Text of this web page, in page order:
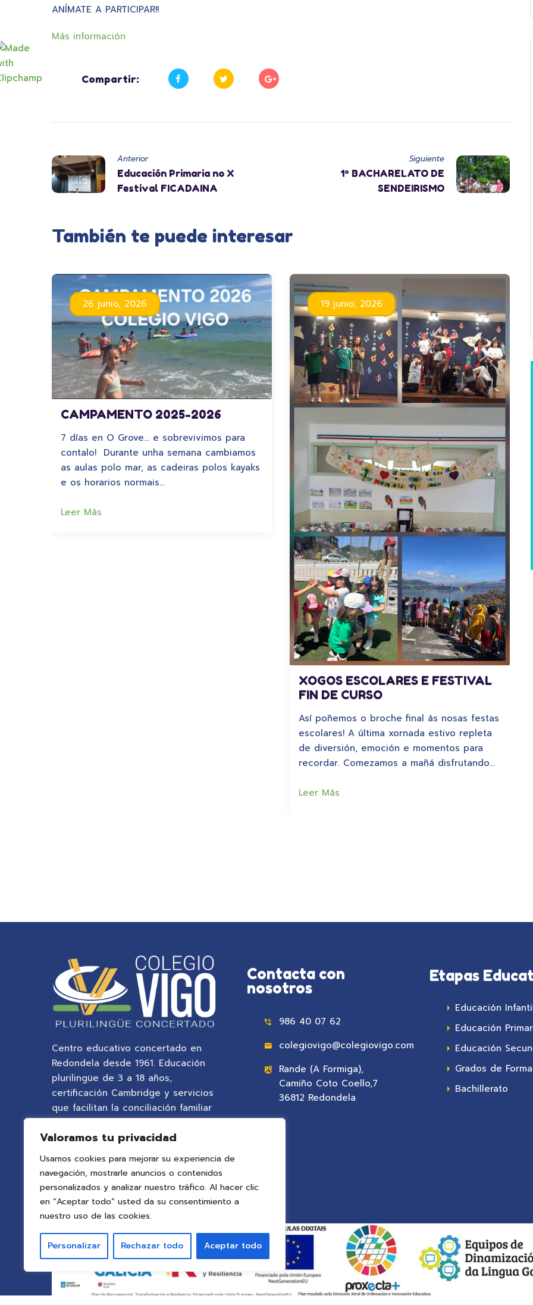
Valoramos tu privacidad
Usamos cookies para mejorar su experiencia de
navegación, mostrarle anuncios o contenidos
personalizados y analizar nuestro tráfico. Al hacer clic
en “Aceptar todo” usted da su consentimiento a
nuestro uso de las cookies.
Personalizar Rechazar todo Aceptar todo
ANÍMATE A PARTICIPAR!!
Más información
Compartir:
Anterior
Educación Primaria no X
Festival FICADAINA
Siguiente
1º BACHARELATO DE
SENDEIRISMO
También te puede interesar
26 junio, 2026
CAMPAMENTO 2025-2026
7 días en O Grove… e sobrevivimos para
contalo! Durante unha semana cambiamos
as aulas polo mar, as cadeiras polos kayaks
e os horarios normais…
Leer Más
19 junio, 2026
XOGOS ESCOLARES E FESTIVAL
FIN DE CURSO
Así poñemos o broche final ás nosas festas
escolares! A última xornada estivo repleta
de diversión, emoción e momentos para
recordar. Comezamos a mañá disfrutando…
Leer Más
Centro educativo concertado en
Redondela desde 1961. Educación
plurilingüe de 3 a 18 años,
certificación Cambridge y servicios
que facilitan la conciliación familiar
Contacta con
nosotros
986 40 07 62
colegiovigo@colegiovigo.com
Rande (A Formiga),
Camiño Coto Coello,7
36812 Redondela
Etapas
Educación
Educación
Educación
Grados de
Bachillerato